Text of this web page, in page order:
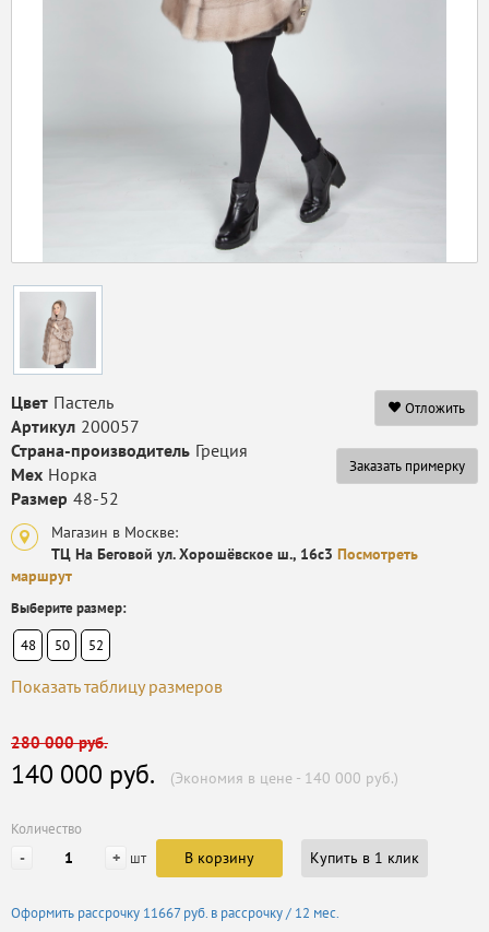
Отложить
Заказать примерку
Цвет Пастель
Артикул 200057
Страна-производитель Греция
Мех Норка
Размер 48-52
Магазин в Москве:
ТЦ На Беговой ул. Хорошёвское ш., 16с3 Посмотреть
маршрут
Выберите размер:
48
50 52
Показать таблицу размеров
280 000 руб.
140 000 руб. (Экономия в цене - 140 000 руб.)
Количество
- + шт В корзину Купить в 1 клик
Оформить рассрочку 11667 руб. в рассрочку / 12 мес.